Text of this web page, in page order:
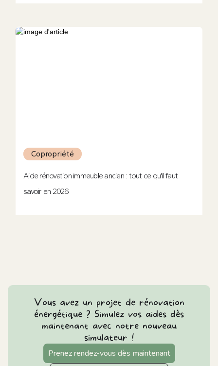
Copropriété
Aide rénovation immeuble ancien : tout ce qu'il faut
savoir en 2026
Vous avez un projet de rénovation
énergétique ? Simulez vos aides dès
maintenant avec notre nouveau
simulateur !
Prenez rendez-vous dès maintenant